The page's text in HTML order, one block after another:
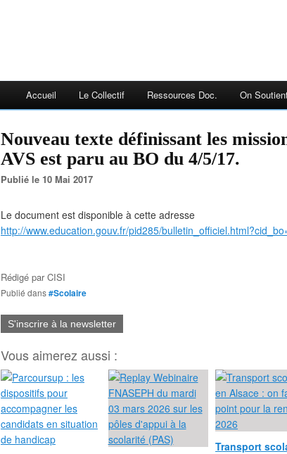
Accueil Le Collectif Ressources Doc. On
Nouveau texte définissant les
AVS est paru au BO du 4/5/17.
Publié le 10 Mai 2017
Le document est disponible à cette adresse
http://www.education.gouv.fr/pid285/
Rédigé parCISI
Publié dans#Scolaire
S'inscrire à la newsletter
Vous aimerez aussi :
Transport